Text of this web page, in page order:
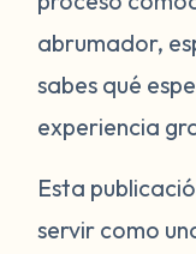
abrumador,
sabes qué
experiencia
Esta
servir como